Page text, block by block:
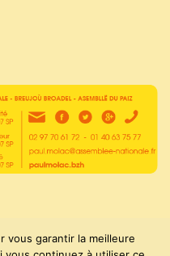
vous garantir la meilleure